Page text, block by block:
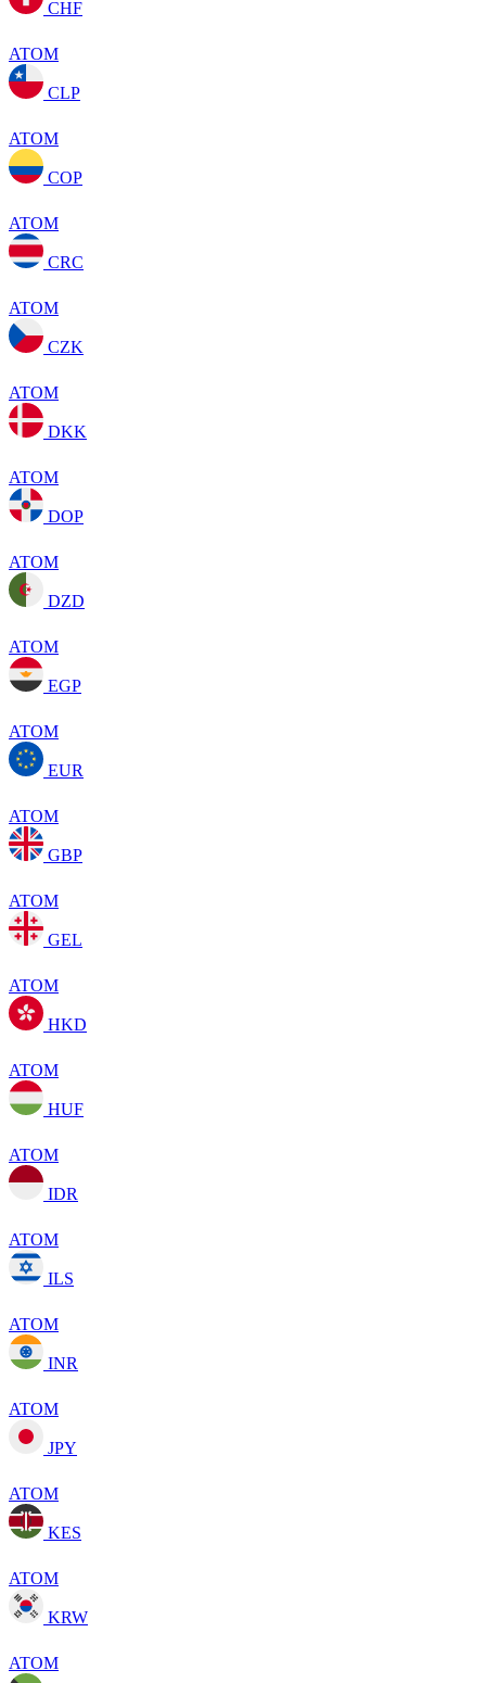
CHF
ATOM
CLP
ATOM
COP
ATOM
CRC
ATOM
CZK
ATOM
DKK
ATOM
DOP
ATOM
DZD
ATOM
EGP
ATOM
EUR
ATOM
GBP
ATOM
GEL
ATOM
HKD
ATOM
HUF
ATOM
IDR
ATOM
ILS
ATOM
INR
ATOM
JPY
ATOM
KES
ATOM
KRW
ATOM